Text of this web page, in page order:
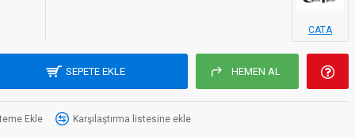
CATA
SEPETE EKLE HEMEN AL
Ekle Karşılaştırma listesine ekle